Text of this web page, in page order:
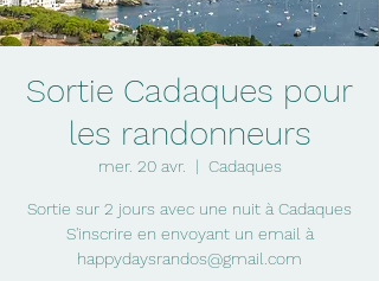
Sortie Cadaques pour
les randonneurs
mer. 20 avr.
  |
Cadaques
Sortie sur 2 jours avec une nuit à Cadaques
S'inscrire en envoyant un email à
happydaysrandos@gmail.com